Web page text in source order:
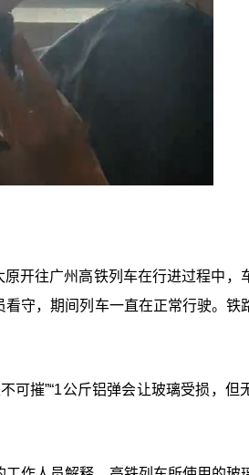
开往广州高铁列车在行进过程中，
守，期间列车一直在正常行驶。铁
可摧”“1公斤铝弹会让玻璃受损，但